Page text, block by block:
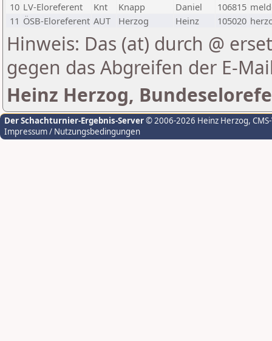
10 LV-Eloreferent Knt Knapp Daniel 106815
11 ÖSB-Eloreferent AUT Herzog Heinz 105020
Hinweis: Das (at) durch @
gegen das Abgreifen der E-
Heinz Herzog,
Der Schachturnier-Ergebnis-Server© 2006-2026 Heinz Herzog,
Impressum / Nutzungsbedingungen